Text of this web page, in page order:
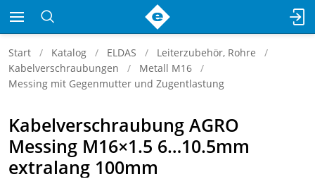
Start Katalog ELDAS
Leiterzubehör, Rohre
Kabelverschraubungen
Metall M16
Messing mit Gegenmutter und Zugentlastung
Kabelverschraubung AGRO
Messing M16×1.5 6…10.5mm
extralang 100mm